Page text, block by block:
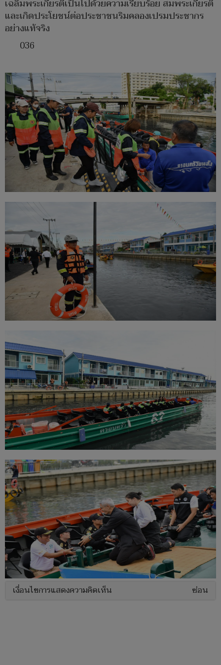
เฉลิมพระเกียรติเป็นไปด้วยความเรียบร้อย สมพระเกียรติ
และเกิดประโยชน์ต่อประชาชนริมคลองเปรมประชากร
อย่างแท้จริง
036
เงื่อนไขการแสดงความคิดเห็น ซ่อน